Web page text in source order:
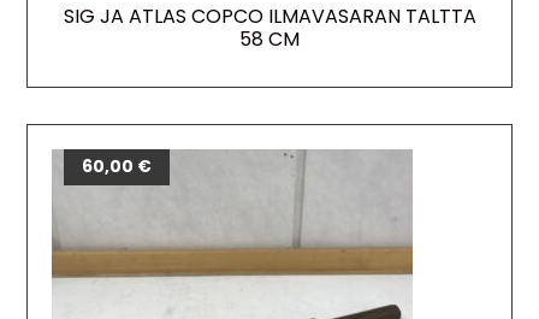
SIG JA ATLAS COPCO ILMAVASARAN TALTTA
58 CM
60,00 €